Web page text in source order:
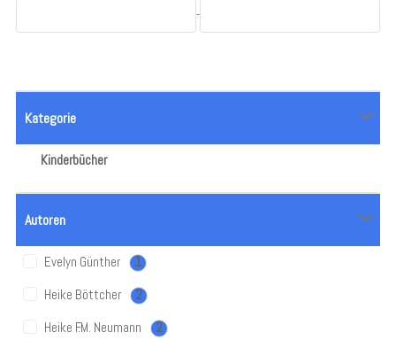
-
Kategorie
Kinderbücher
Autoren
Evelyn Günther 1
Heike Böttcher 2
Heike F.M. Neumann 2